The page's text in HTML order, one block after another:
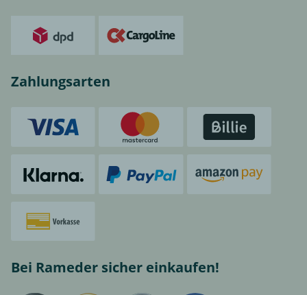
Zahlungsarten
Bei Rameder sicher einkaufen!